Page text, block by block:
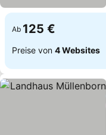
Ab 125 €
Preise von 4 Websites